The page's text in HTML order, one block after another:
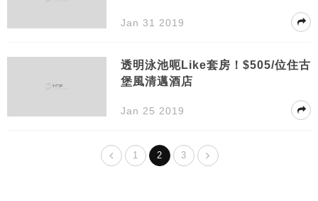
Jan 31 2019
透明泳池呃Like套房！$505/位住古
堡風清邁酒店
Jan 25 2019
1 2 3